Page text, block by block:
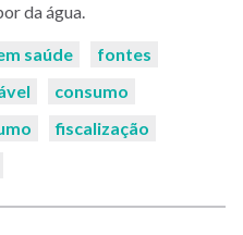
da água.
saúde
fontes
consumo
fiscalização